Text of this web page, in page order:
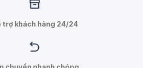
trợ khách hàng 24/24